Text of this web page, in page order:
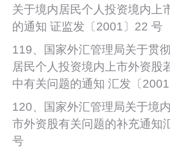
关于境内居民个人投资境内上
的通知 证监发〔2001〕22 号
119、国家外汇管理局关于贯
居民个人投资境内上市外资股
中有关问题的通知 汇发〔
120、国家外汇管理局关于境
市外资股有关问题的补充通知
号